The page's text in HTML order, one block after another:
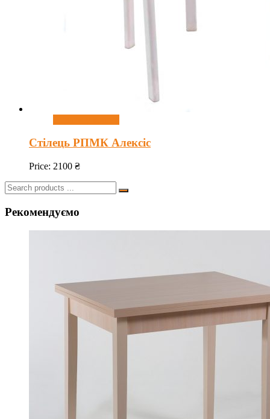
Стілець РПМК Алексіс
Price: 2100 ₴
Search
for:
Рекомендуємо